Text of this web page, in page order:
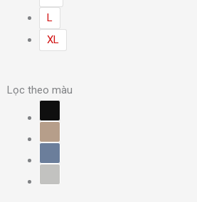
L
XL
Lọc theo màu